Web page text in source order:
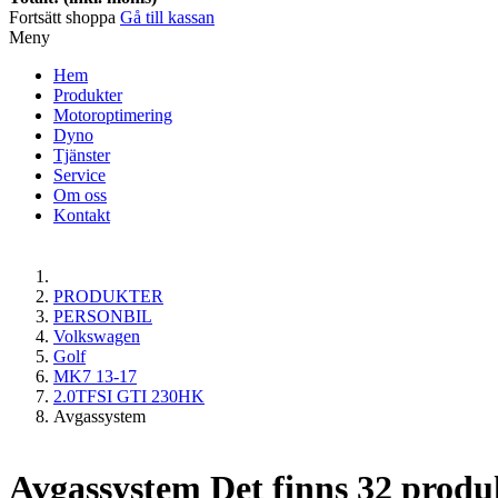
Fortsätt shoppa Gå till kassan
Meny
Hem
Produkter
Motoroptimering
Dyno
Tjänster
Service
Om oss
Kontakt
PRODUKTER
PERSONBIL
Volkswagen
Golf
MK7 13-17
2.0TFSI GTI 230HK
Avgassystem
Avgassystem Det finns 32